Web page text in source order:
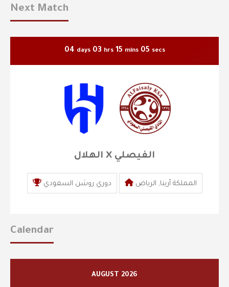
Next Match
04 days 03 hrs 15 mins 04 secs
الهلال X الفيصلي
دوري روشن السعودي المملكة أرينا, الرياض
Calendar
AUGUST 2026